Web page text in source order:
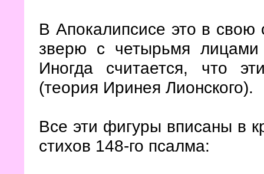
В Апокалипсисе это в свою
зверю с четырьмя лицами
Иногда считается, что
(теория Иринея Лионского).
Все эти фигуры вписаны в
стихов 148-го псалма: